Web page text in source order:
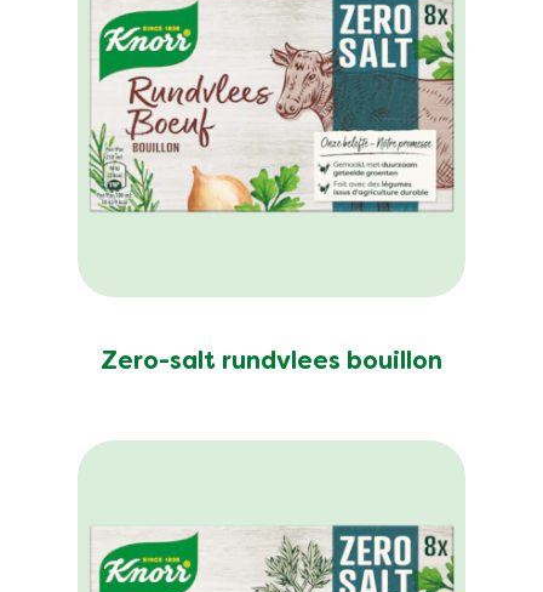
Zero-salt rundvlees bouillon